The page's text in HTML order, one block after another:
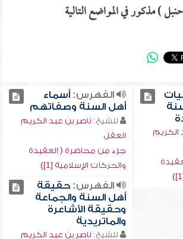
) مذكور في المواضع التالية
الكريم
الفهرس:أسماء
أهل السنة وصفاتهم
للشيخ: ناصر بن عبد الكريم
العقل
جزء من محاضرة ( العقيدة
والحركات الإسلامية [1])
الفهرس:حقيقة
أهل السنة والجماعة
وحقيقة الأشاعرة
والماتريدية
للشيخ: ناصر بن عبد الكريم